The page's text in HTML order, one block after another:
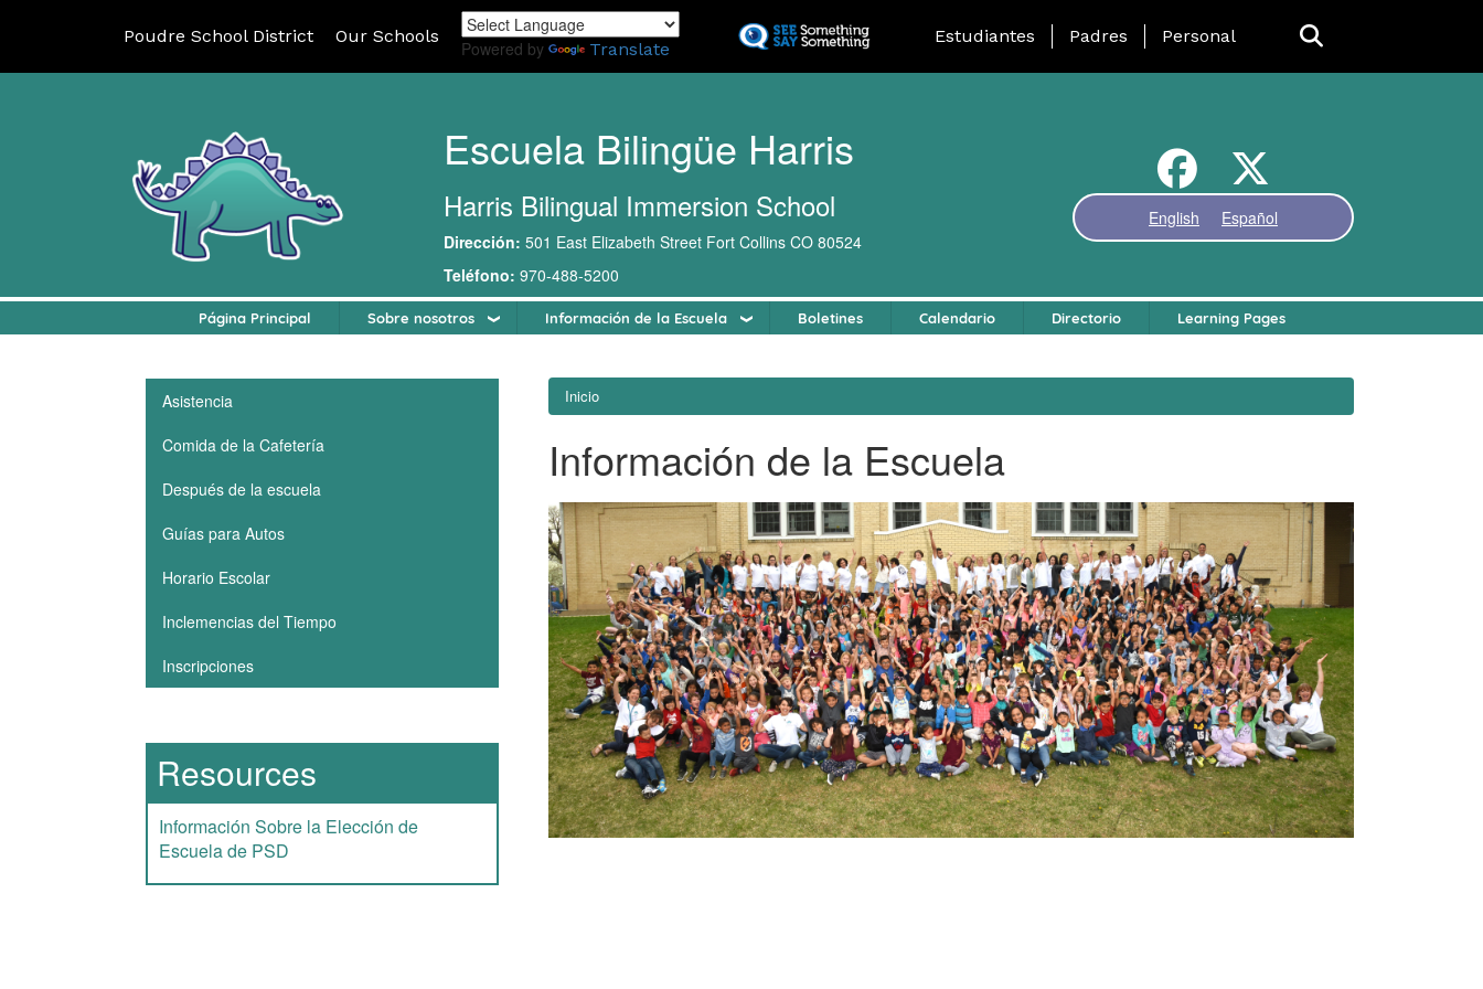
al
Poudre School District Our Schools
Powered by Translate
Landing Page Menu
Estudiantes Padres Personal
Escuela Bilingüe Harris
Harris Bilingual Immersion School
Dirección: 501 East Elizabeth Street Fort Collins CO 80524
Teléfono: 970-488-5200
English Español
Página Principal Sobre nosotros Información de la Escuela Boletines Calendario Directorio Learning Pages
Inicio
Información de la Escuela
Main navigation
Asistencia
Comida de la Cafetería
Después de la escuela
Guías para Autos
Horario Escolar
Inclemencias del Tiempo
Inscripciones
Resources
Información Sobre la Elección de
Escuela de PSD